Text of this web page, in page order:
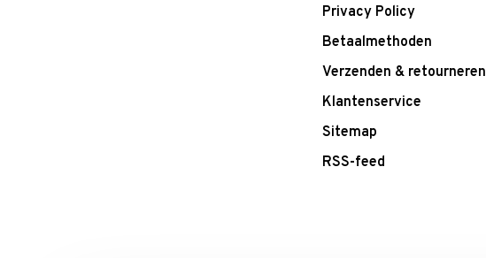
Privacy Policy
Betaalmethoden
Verzenden & retourneren
Klantenservice
Sitemap
RSS-feed